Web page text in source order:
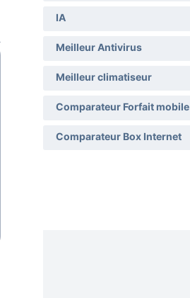
IA
Meilleur Antivirus
Meilleur climatiseur
Comparateur Forfait mobile
Comparateur Box Internet